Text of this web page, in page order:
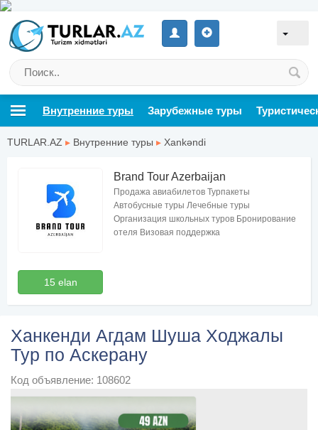
Внутренние туры Зарубежные туры
TURLAR.AZ ▸ Внутренние туры ▸ Xankəndi
15 elan
Brand Tour Azerbaijan
Продажа авиабилетов Турпакеты
Автобусные туры Лечебные туры
Организация школьных туров Бронирование
отеля Визовая поддержка
Ханкенди Агдам Шуша Ходжалы
Тур по Аскерану
Код объявление: 108602